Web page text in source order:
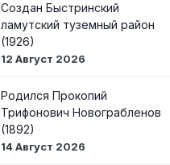
Создан Быстринский
ламутский туземный район
(1926)
12 Август 2026
Родился Прокопий
Трифонович Новограбленов
(1892)
14 Август 2026